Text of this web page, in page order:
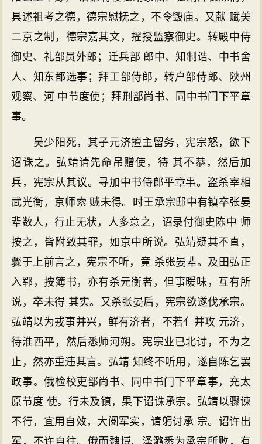
具述祖考之德，德宗慰抚之，不令毁庙。又献 赋美
二京之制，德宗嘉其文，擢授监察御史。转殿中侍
御史、礼部员外郎；迁兵部 郎中、知制诰、中书舍
人、知东都选事；拜工部侍郎，转户部侍郎、陕州
观察、河 中节度使；拜刑部尚书、同中书门下平章
事。
吴少阳死，其子元济擅主留务，宪宗怒，欲下
诏诛之。弘靖请先命吊赠使，待 其不恭，然后加
兵，宪宗从其议。寻加中书侍郎平章事。盗杀宰相
武光衡，京师索 贼未得。时王承宗邸中有镇卒张晏
辈数人，行止无状，人多意之，诏录付御史陈中 师
按之，皆附致其罪，如京中所说。弘靖疑其不直，
骤于上前言之，宪宗不听，竟 杀张晏辈。及田弘正
入郓，按簿书，亦有杀元衡者，但事暖味，互有所
说，卒未得 其实。又杀张晏后，宪宗欲遂伐承宗。
弘靖以为戎事并兴，鲜有济者，不若亻并攻 元济，
待淮西平，然后悉师河朔。宪宗业已北讨，不为之
止，然亦重违其言。弘靖 知终不听用，遂自陈乞罢
政事。俄检校吏部尚书、同中书门下平章事，充太
原节度 使。行未及镇，果下诏诛承宗。弘靖以骤谏
不行，宜用自效，大阅军实，请躬讨承 宗。诏许出
军，不许自往。俄而魏博、泽潞悉为承宗所败，有